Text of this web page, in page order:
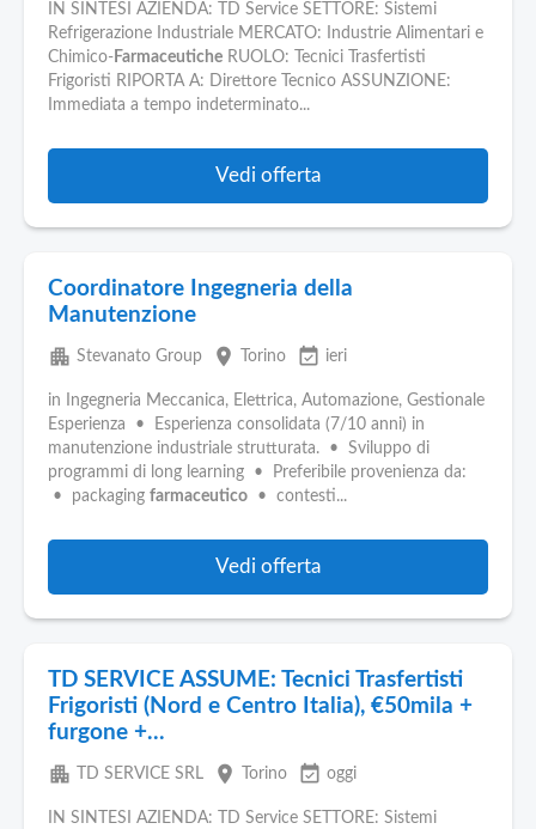
IN SINTESI AZIENDA: TD Service SETTORE: Sistemi
Refrigerazione Industriale MERCATO: Industrie Alimentari e
Chimico- Farmaceutiche RUOLO: Tecnici Trasfertisti
Frigoristi RIPORTA A: Direttore Tecnico ASSUNZIONE:
Immediata a tempo indeterminato...
Vedi offerta
Coordinatore Ingegneria della
Manutenzione
apartment Stevanato Group place Torino event_available ieri
in Ingegneria Meccanica, Elettrica, Automazione, Gestionale
Esperienza • Esperienza consolidata (7/10 anni) in
manutenzione industriale strutturata. • Sviluppo di
programmi di long learning • Preferibile provenienza da:
• packaging farmaceutico • contesti...
Vedi offerta
TD SERVICE ASSUME: Tecnici Trasfertisti
Frigoristi (Nord e Centro Italia), €50mila +
furgone +...
apartment TD SERVICE SRL place Torino event_available oggi
IN SINTESI AZIENDA: TD Service SETTORE: Sistemi